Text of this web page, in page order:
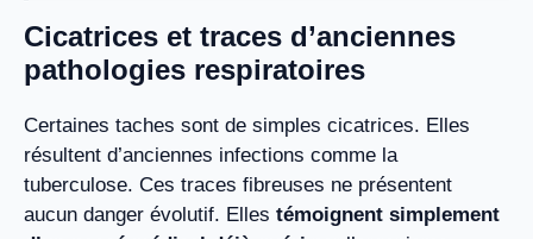
Cicatrices et traces d’anciennes
pathologies respiratoires
Certaines taches sont de simples cicatrices. Elles
résultent d’anciennes infections comme la
tuberculose. Ces traces fibreuses ne présentent
aucun danger évolutif. Elles témoignent simplement